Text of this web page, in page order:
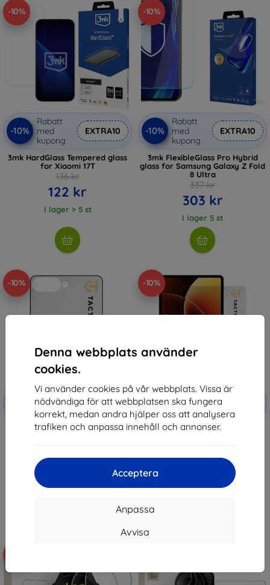
Denna webbplats använder
cookies.
Vi använder cookies på vår webbplats. Vissa är
nödvändiga för att webbplatsen ska fungera
korrekt, medan andra hjälper oss att analysera
trafiken och anpassa innehåll och annonser.
Acceptera
Anpassa
Avvisa
-10%
-10%
Rabatt
med
kupong
EXTRA10
3mk HardGlass Tempered glass
for Xiaomi 17T
136 kr
122 kr
I lager > 5 st
-10%
-10%
Rabatt
med
kupong
EXTRA10
3mk FlexibleGlass Pro Hybrid
glass for Samsung Galaxy Z Fold
8 Ultra
337 kr
303 kr
I lager 5 st
-10%
Rabatt
med
kupong
EXTRA10
Tactical Glass Shield 5D for
148 kr
I lager > 5 st
-10%
-10%
Rabatt
med
kupong
EXTRA10
Tactical Glass Shield for Xiaomi
181 kr
I lager > 5 st